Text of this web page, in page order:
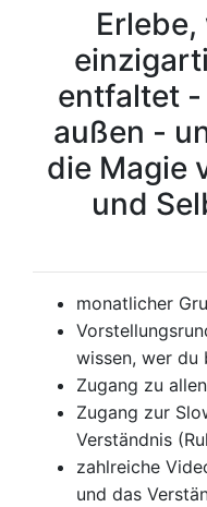
entfaltet -
außen -
die Magie
und
monatlicher
wissen, wer du
Zugang zu
Zugang zur
Verständnis
zahlreiche
und das